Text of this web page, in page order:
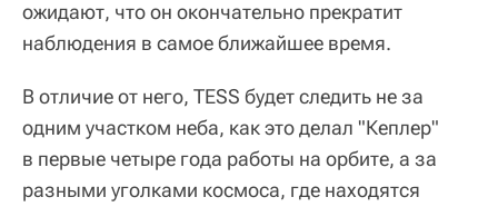
ожидают, что он окончательно прекратит
наблюдения в самое ближайшее время.
В отличие от него, TESS будет следить не за
одним участком неба, как это делал "Кеплер"
в первые четыре года работы на орбите, а за
разными уголками космоса, где находятся